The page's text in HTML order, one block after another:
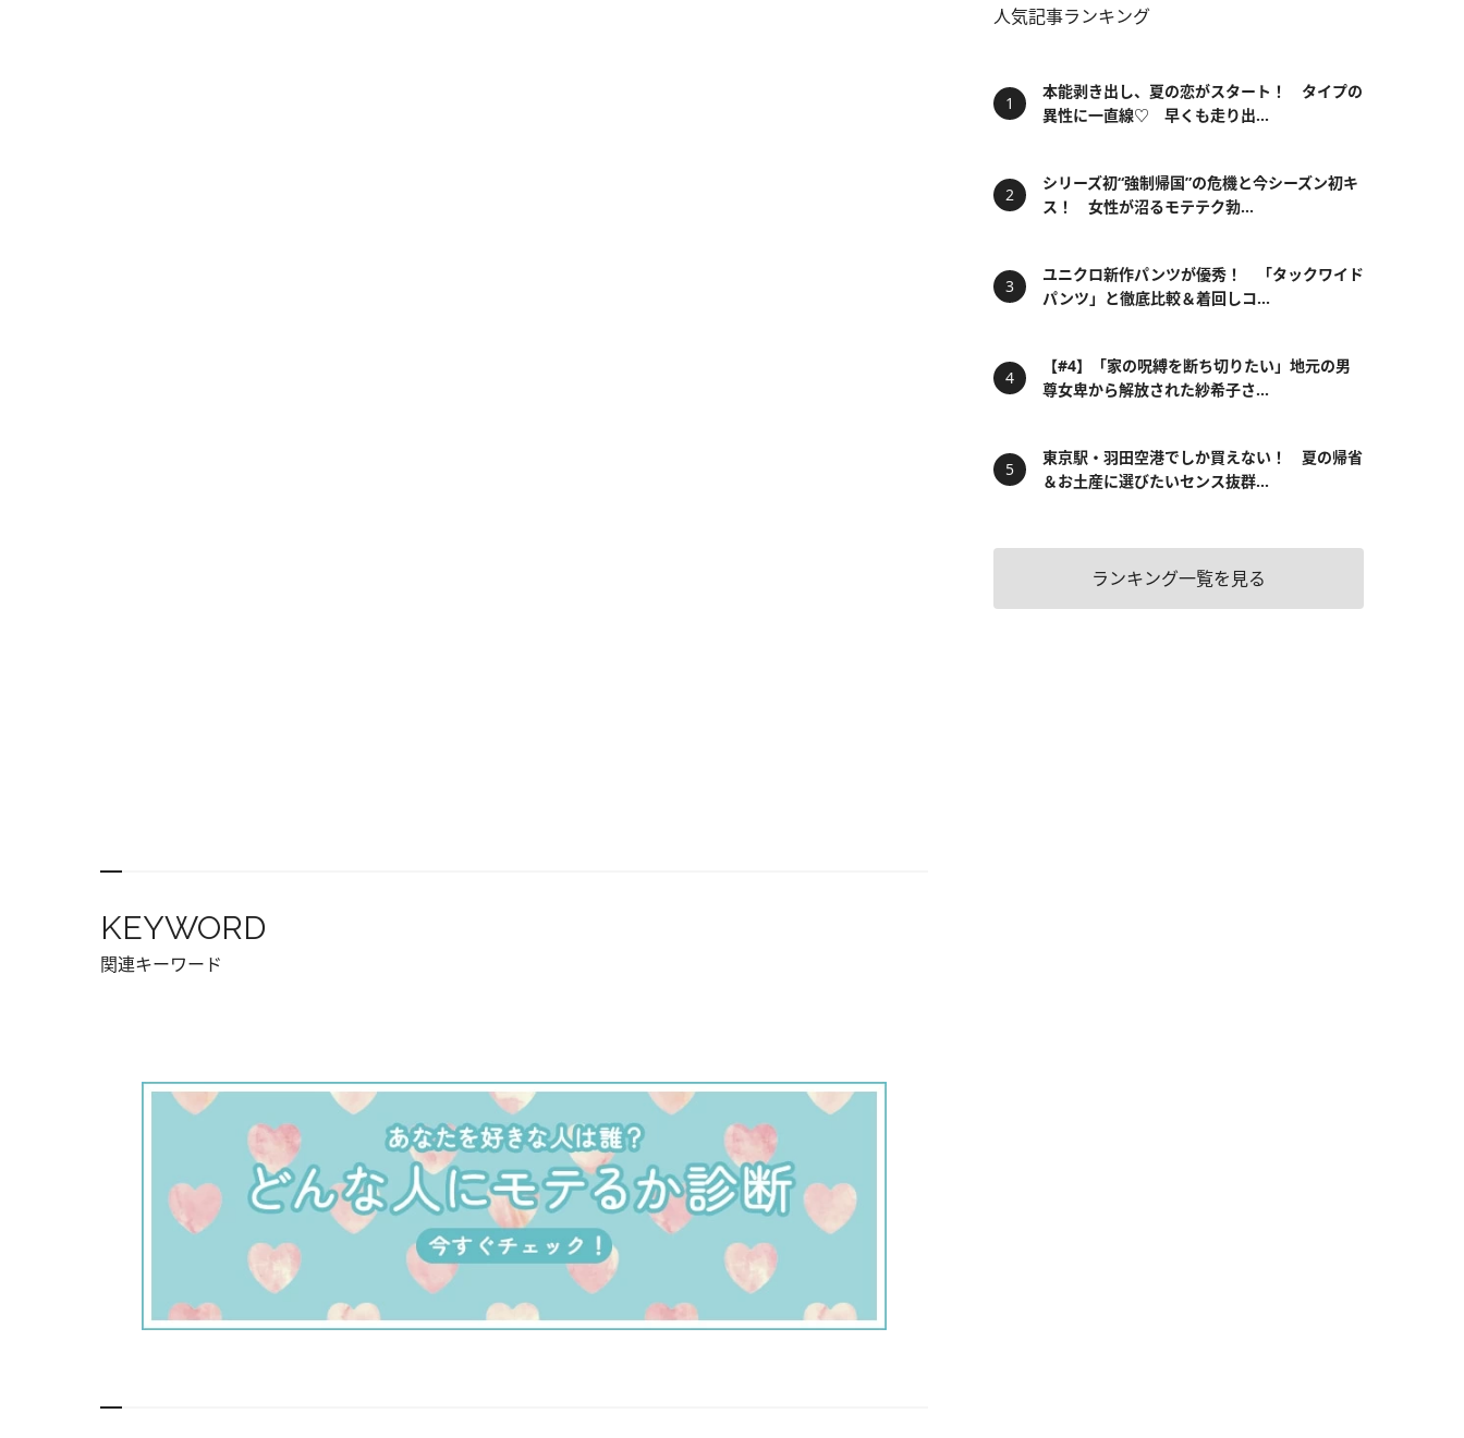
KEYWORD
関連キーワード
人気記事ランキング
本能剥き出し、夏の恋がスタート！ タイプの
異性に一直線♡ 早くも走り出...
シリーズ初“強制帰国”の危機と今シーズン初キ
ス！ 女性が沼るモテテク勃...
ユニクロ新作パンツが優秀！ 「タックワイド
パンツ」と徹底比較＆着回しコ...
【#4】「家の呪縛を断ち切りたい」地元の男
尊女卑から解放された紗希子さ...
東京駅・羽田空港でしか買えない！ 夏の帰省
＆お土産に選びたいセンス抜群...
ランキング一覧を見る